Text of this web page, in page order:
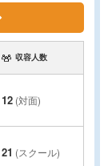
収容人数
12 (対面)
21 (スクール)